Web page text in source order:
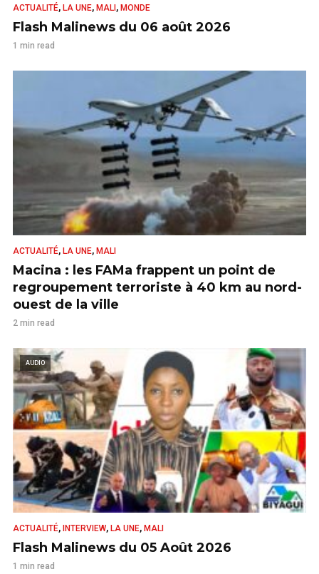
ACTUALITÉ, LA UNE, MALI , MONDE
Flash Malinews du 06 août 2026
1 min read
ACTUALITÉ, LA UNE, MALI
Macina : les FAMa frappent un point de
regroupement terroriste à 40 km au nord-
ouest de la ville
2 min read
AUDIO
ACTUALITÉ, INTERVIEW, LA UNE, MALI
Flash Malinews du 05 Août 2026
1 min read